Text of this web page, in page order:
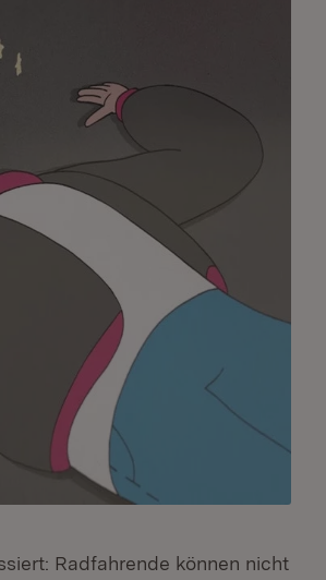
Radfahrende können nicht